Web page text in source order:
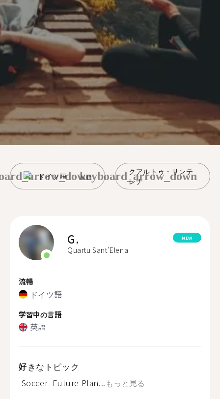
ドイツ語
クアルトゥ・サンテ
レナ
keyboard_arrow_down
G.
Quartu Sant'Elena
NEW
流暢
ドイツ語
学習中の言語
英語
好きなトピック
-Soccer -Future Plan... もっと見る